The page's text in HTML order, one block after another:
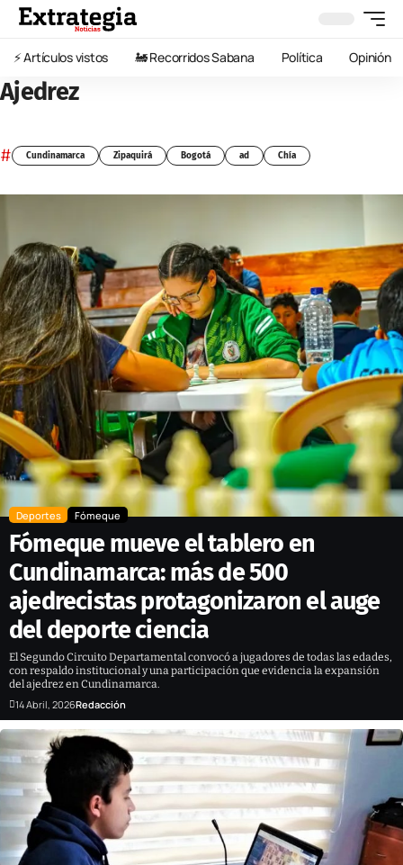
⚡️ Artículos vistos 🚂 Recorridos Sabana Política Opinión
Ajedrez
# Cundinamarca Zipaquirá Bogotá ad Chía
Deportes Fómeque
Fómeque mueve el tablero en
Cundinamarca: más de 500
ajedrecistas protagonizaron el auge
del deporte ciencia
El Segundo Circuito Departamental convocó a jugadores de todas las edades,
con respaldo institucional y una participación que evidencia la expansión
del ajedrez en Cundinamarca.
14 Abril, 2026Redacción